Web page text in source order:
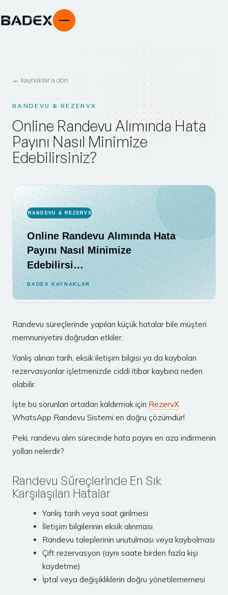
← Kaynaklar'a dön
RANDEVU & REZERVX
Online Randevu Alımında Hata
Payını Nasıl Minimize
Edebilirsiniz?
RANDEVU & REZERVX
Online Randevu Alımında Hata
Payını Nasıl Minimize
Edebilirsi…
BADEX KAYNAKLAR
Randevu süreçlerinde yapılan küçük hatalar bile müşteri
memnuniyetini doğrudan etkiler.
Yanlış alınan tarih, eksik iletişim bilgisi ya da kaybolan
rezervasyonlar işletmenizde ciddi itibar kaybına neden
olabilir.
İşte bu sorunları ortadan kaldırmak için RezervX
WhatsApp Randevu Sistemi en doğru çözümdür!
Peki, randevu alım sürecinde hata payını en aza indirmenin
yolları nelerdir?
Randevu Süreçlerinde En Sık
Karşılaşılan Hatalar
Yanlış tarih veya saat girilmesi
İletişim bilgilerinin eksik alınması
Randevu taleplerinin unutulması veya kaybolması
Çift rezervasyon (aynı saate birden fazla kişi
kaydetme)
İptal veya değişikliklerin doğru yönetilememesi